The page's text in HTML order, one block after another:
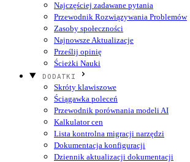
Najczęściej zadawane pytania
Przewodnik Rozwiązywania Problemów
Zasoby społeczności
Najnowsze Aktualizacje
Prześlij opinię
Ścieżki Nauki
DODATKI
Skróty klawiszowe
Ściągawka poleceń
Przewodnik porównania modeli AI
Kalkulator cen
Lista kontrolna migracji narzędzi
Dokumentacja konfiguracji
Dziennik aktualizacji dokumentacji